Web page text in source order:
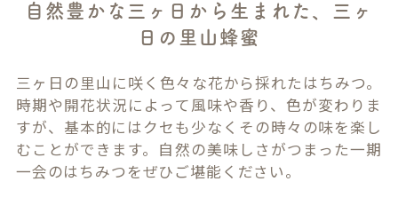
自然豊かな三ヶ日から生まれた、三ヶ
日の里山蜂蜜
三ヶ日の里山に咲く色々な花から採れたはちみつ。
時期や開花状況によって風味や香り、色が変わりま
すが、基本的にはクセも少なくその時々の味を楽し
むことができます。自然の美味しさがつまった一期
一会のはちみつをぜひご堪能ください。